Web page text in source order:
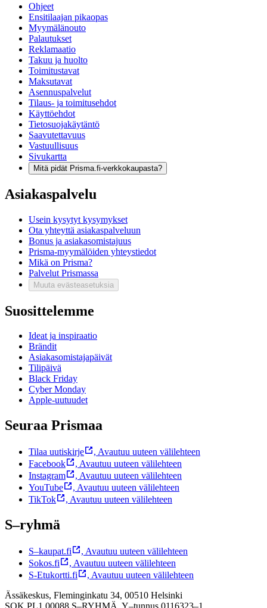
Ohjeet
Ensitilaajan pikaopas
Myymälänouto
Palautukset
Reklamaatio
Takuu ja huolto
Toimitustavat
Maksutavat
Asennuspalvelut
Tilaus- ja toimitusehdot
Käyttöehdot
Tietosuojakäytäntö
Saavutettavuus
Vastuullisuus
Sivukartta
Mitä pidät Prisma.fi-verkkokaupasta?
Asiakaspalvelu
Usein kysytyt kysymykset
Ota yhteyttä asiakaspalveluun
Bonus ja asiakasomistajuus
Prisma-myymälöiden yhteystiedot
Mikä on Prisma?
Palvelut Prismassa
Muuta evästeasetuksia
Suosittelemme
Ideat ja inspiraatio
Brändit
Asiakasomistajapäivät
Tilipäivä
Black Friday
Cyber Monday
Apple-uutuudet
Seuraa Prismaa
Tilaa uutiskirje , Avautuu uuteen välilehteen
Facebook
, Avautuu uuteen välilehteen
Instagram
, Avautuu uuteen välilehteen
YouTube
, Avautuu uuteen välilehteen
TikTok
, Avautuu uuteen välilehteen
S–ryhmä
S–kaupat.fi , Avautuu uuteen välilehteen
Sokos.fi
, Avautuu uuteen välilehteen
S-Etukortti.fi
, Avautuu uuteen välilehteen
Ässäkeskus, Fleminginkatu 34, 00510 Helsinki
SOK PL1 00088 S–RYHMÄ, Y–tunnus 0116323–1